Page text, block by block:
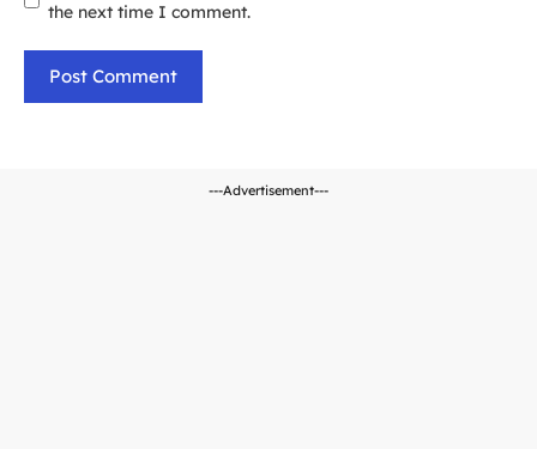
the next time I comment.
---Advertisement---